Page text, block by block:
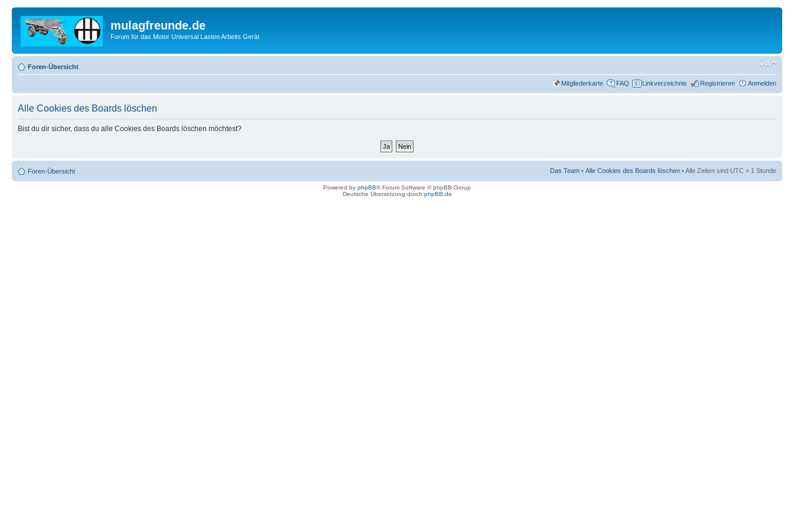
mulagfreunde.de
Forum für das Motor Universal Lasten Arbeits Gerät
Foren-Übersicht
Mitgliederkarte FAQ Linkverzeichnis Registrieren Anmelden
Alle Cookies des Boards löschen
Bist du dir sicher, dass du alle Cookies des Boards löschen möchtest?
Foren-Übersicht Das Team • Alle Cookies des Boards löschen • Alle Zeiten sind UTC + 1 Stunde
Powered by phpBB® Forum Software © phpBB Group
Deutsche Übersetzung durch phpBB.de